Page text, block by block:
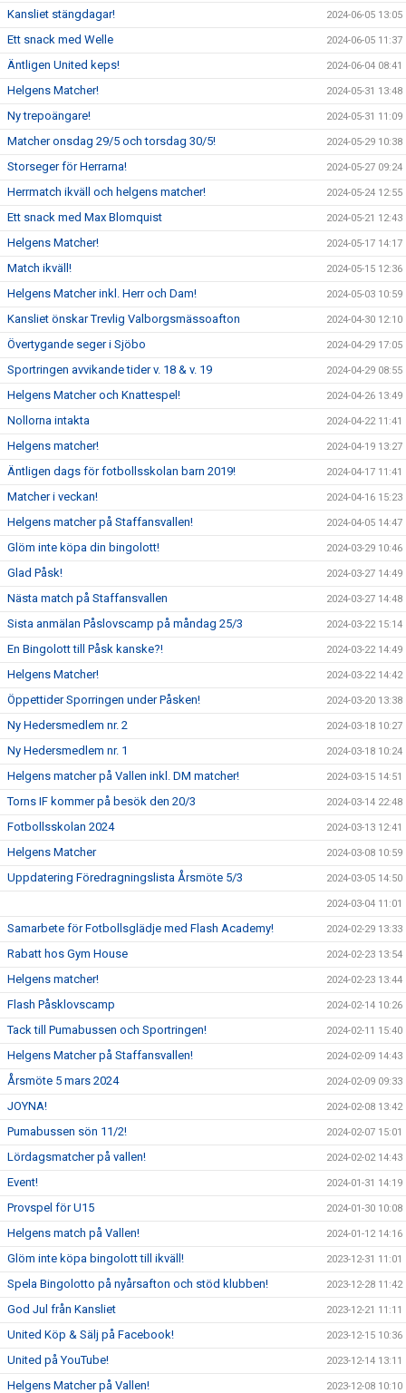
Kansliet stängdagar! 2024-06-05 13:05
Ett snack med Welle 2024-06-05 11:37
Äntligen United keps! 2024-06-04 08:41
Helgens Matcher! 2024-05-31 13:48
Ny trepoängare! 2024-05-31 11:09
Matcher onsdag 29/5 och torsdag 30/5! 2024-05-29 10:38
Storseger för Herrarna! 2024-05-27 09:24
Herrmatch ikväll och helgens matcher! 2024-05-24 12:55
Ett snack med Max Blomquist 2024-05-21 12:43
Helgens Matcher! 2024-05-17 14:17
Match ikväll! 2024-05-15 12:36
Helgens Matcher inkl. Herr och Dam! 2024-05-03 10:59
Kansliet önskar Trevlig Valborgsmässoafton 2024-04-30 12:10
Övertygande seger i Sjöbo 2024-04-29 17:05
Sportringen avvikande tider v. 18 & v. 19 2024-04-29 08:55
Helgens Matcher och Knattespel! 2024-04-26 13:49
Nollorna intakta 2024-04-22 11:41
Helgens matcher! 2024-04-19 13:27
Äntligen dags för fotbollsskolan barn 2019! 2024-04-17 11:41
Matcher i veckan! 2024-04-16 15:23
Helgens matcher på Staffansvallen! 2024-04-05 14:47
Glöm inte köpa din bingolott! 2024-03-29 10:46
Glad Påsk! 2024-03-27 14:49
Nästa match på Staffansvallen 2024-03-27 14:48
Sista anmälan Påslovscamp på måndag 25/3 2024-03-22 15:14
En Bingolott till Påsk kanske?! 2024-03-22 14:49
Helgens Matcher! 2024-03-22 14:42
Öppettider Sporringen under Påsken! 2024-03-20 13:38
Ny Hedersmedlem nr. 2 2024-03-18 10:27
Ny Hedersmedlem nr. 1 2024-03-18 10:24
Helgens matcher på Vallen inkl. DM matcher! 2024-03-15 14:51
Torns IF kommer på besök den 20/3 2024-03-14 22:48
Fotbollsskolan 2024 2024-03-13 12:41
Helgens Matcher 2024-03-08 10:59
Uppdatering Föredragningslista Årsmöte 5/3 2024-03-05 14:50
2024-03-04 11:01
Samarbete för Fotbollsglädje med Flash Academy! 2024-02-29 13:33
Rabatt hos Gym House 2024-02-23 13:54
Helgens matcher! 2024-02-23 13:44
Flash Påsklovscamp 2024-02-14 10:26
Tack till Pumabussen och Sportringen! 2024-02-11 15:40
Helgens Matcher på Staffansvallen! 2024-02-09 14:43
Årsmöte 5 mars 2024 2024-02-09 09:33
JOYNA! 2024-02-08 13:42
Pumabussen sön 11/2! 2024-02-07 15:01
Lördagsmatcher på vallen! 2024-02-02 14:43
Event! 2024-01-31 14:19
Provspel för U15 2024-01-30 10:08
Helgens match på Vallen! 2024-01-12 14:16
Glöm inte köpa bingolott till ikväll! 2023-12-31 11:01
Spela Bingolotto på nyårsafton och stöd klubben! 2023-12-28 11:42
God Jul från Kansliet 2023-12-21 11:11
United Köp & Sälj på Facebook! 2023-12-15 10:36
United på YouTube! 2023-12-14 13:11
Helgens Matcher på Vallen! 2023-12-08 10:10